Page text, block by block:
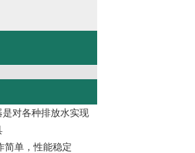
对各种排放水实现
简单，性能稳定